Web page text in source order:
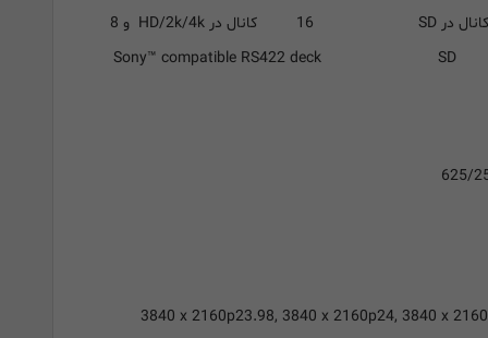
16 کانال در HD/2k/4k و 8
Sony™ compatible RS422 deck
625/
3840 x 2160p23.98, 3840 x 2160p24, 3840 x